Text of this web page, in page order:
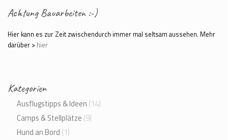
Achtung Bauarbeiten :-)
Hier kann es zur Zeit zwischendurch immer mal seltsam aussehen. Mehr
darüber > hier
Kategorien
Ausflugstipps & Ideen (14)
Camps & Stellplätze (9)
Hund an Bord (1)